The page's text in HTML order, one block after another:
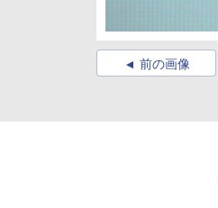
前の画像